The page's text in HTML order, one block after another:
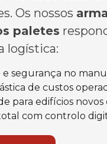
Os nossos
paletes
logística:
e segurança no
de custos
para edifícios
com controlo